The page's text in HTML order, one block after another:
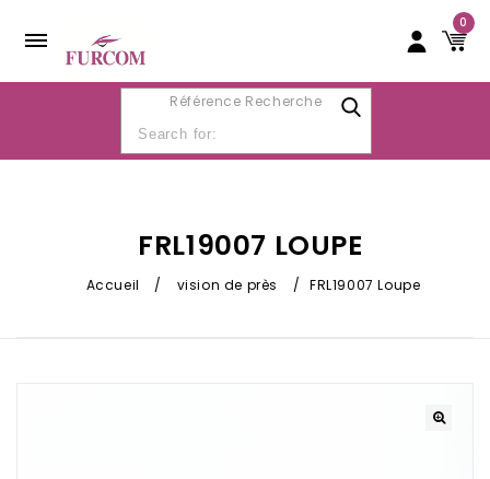
0
Référence Recherche
FRL19007 LOUPE
Accueil / vision de près / FRL19007 Loupe